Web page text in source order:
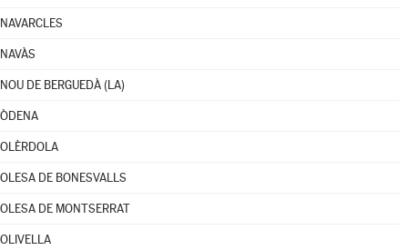
NAVARCLES
NAVÀS
NOU DE BERGUEDÀ (LA)
ÒDENA
OLÈRDOLA
OLESA DE BONESVALLS
OLESA DE MONTSERRAT
OLIVELLA